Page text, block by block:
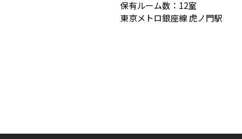
保有ルーム数：12室
東京メトロ銀座線 虎ノ門駅